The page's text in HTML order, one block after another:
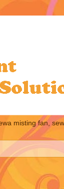
misting fan,